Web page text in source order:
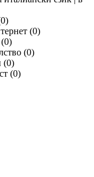
(0)
(0)
(0)
(0)
(0)